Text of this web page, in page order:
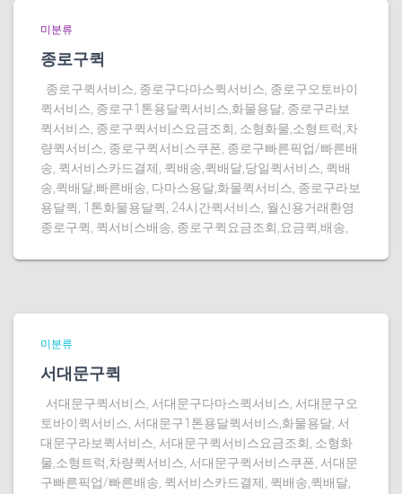
미분류
종로구퀵
종로구퀵서비스, 종로구다마스퀵서비스, 종로구오토바이
퀵서비스, 종로구1톤용달퀵서비스,화물용달, 종로구라보
퀵서비스, 종로구퀵서비스요금조회, 소형화물,소형트럭,차
량퀵서비스, 종로구퀵서비스쿠폰, 종로구빠른픽업/빠른배
송, 퀵서비스카드결제, 퀵배송,퀵배달,당일퀵서비스, 퀵배
송,퀵배달,빠른배송, 다마스용달,화물퀵서비스, 종로구라보
용달퀵, 1톤화물용달퀵, 24시간퀵서비스, 월신용거래환영
종로구퀵, 퀵서비스배송, 종로구퀵요금조회,요금퀵,배송,
미분류
서대문구퀵
서대문구퀵서비스, 서대문구다마스퀵서비스, 서대문구오
토바이퀵서비스, 서대문구1톤용달퀵서비스,화물용달, 서
대문구라보퀵서비스, 서대문구퀵서비스요금조회, 소형화
물,소형트럭,차량퀵서비스, 서대문구퀵서비스쿠폰, 서대문
구빠른픽업/빠른배송, 퀵서비스카드결제, 퀵배송,퀵배달,